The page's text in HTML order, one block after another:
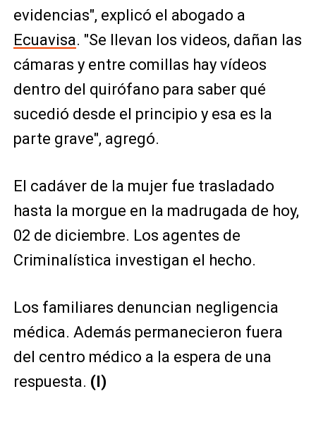
evidencias", explicó el abogado a
Ecuavisa. "Se llevan los videos, dañan las
cámaras y entre comillas hay vídeos
dentro del quirófano para saber qué
sucedió desde el principio y esa es la
parte grave", agregó.
El cadáver de la mujer fue trasladado
hasta la morgue en la madrugada de hoy,
02 de diciembre. Los agentes de
Criminalística investigan el hecho.
Los familiares denuncian negligencia
médica. Además permanecieron fuera
del centro médico a la espera de una
respuesta. (I)